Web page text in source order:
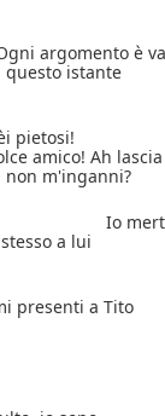
argomento è
questo istante
pietosi!
amico! Ah lascia
non m'inganni?
Io
a lui
presenti a Tito